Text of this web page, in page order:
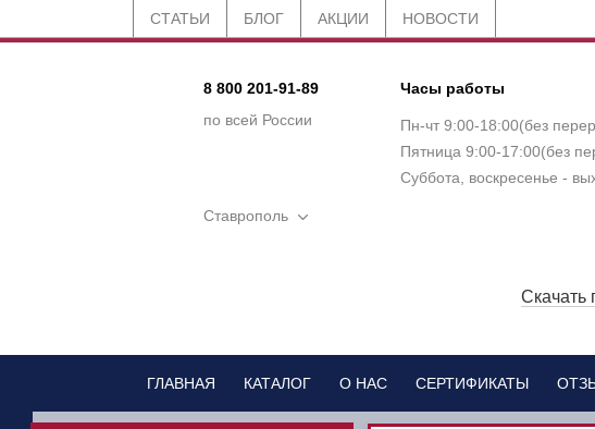
СТАТЬИ БЛОГ АКЦИИ НОВОСТИ
8 800 201-91-89
по всей России
Ставрополь
Часы работы
Пн-чт 9:00-18:00(без
Пятница 9:00-17:00(без
Суббота, воскресенье -
Скачать
ГЛАВНАЯ КАТАЛОГ О НАС СЕРТИФИКАТЫ